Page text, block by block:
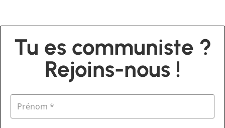
Tu es communiste ?
Rejoins-nous !